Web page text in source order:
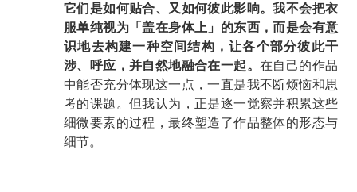
它们是如何贴合、又如何彼此影响。我不会把衣
服单纯视为「盖在身体上」的东西，而是会有意
识地去构建一种空间结构，让各个部分彼此干
涉、呼应，并自然地融合在一起。 在自己的作品
中能否充分体现这一点，一直是我不断烦恼和思
考的课题。但我认为，正是逐一觉察并积累这些
细微要素的过程，最终塑造了作品整体的形态与
细节。